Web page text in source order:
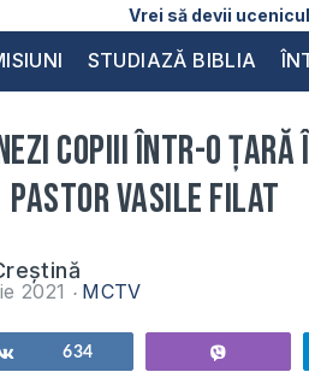
Vrei să devii
STUDIAZĂ BIBLIA
copiii într-o țară
Vasile Filat
2021 MCTV
Share634